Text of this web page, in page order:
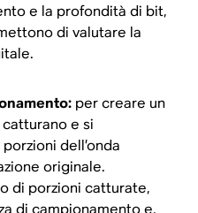
e la profondità di bit,
di valutare la
per creare un
e si
dell’onda
originale.
di porzioni catturate,
di campionamento e,